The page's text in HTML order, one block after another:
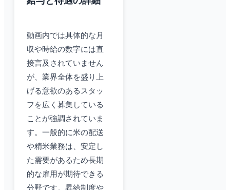
動画内では具体的な月
収や時給の数字には直
接言及されていません
が、業界全体を盛り上
げる意欲のあるスタッ
フを広く募集している
ことが強調されていま
す。一般的に米の配送
や精米業務は、安定し
た需要があるため長期
的な雇用が期待できる
分野です。昇給制度や